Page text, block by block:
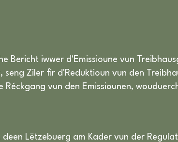
Bericht iwwer d'Emissioune vun
Ziler fir d'Reduktioun vun den
vun den Emissiounen,
Lëtzebuerg am Kader vun der